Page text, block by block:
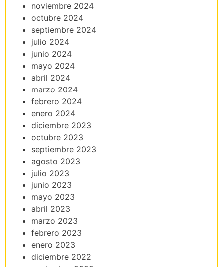
noviembre 2024
octubre 2024
septiembre 2024
julio 2024
junio 2024
mayo 2024
abril 2024
marzo 2024
febrero 2024
enero 2024
diciembre 2023
octubre 2023
septiembre 2023
agosto 2023
julio 2023
junio 2023
mayo 2023
abril 2023
marzo 2023
febrero 2023
enero 2023
diciembre 2022